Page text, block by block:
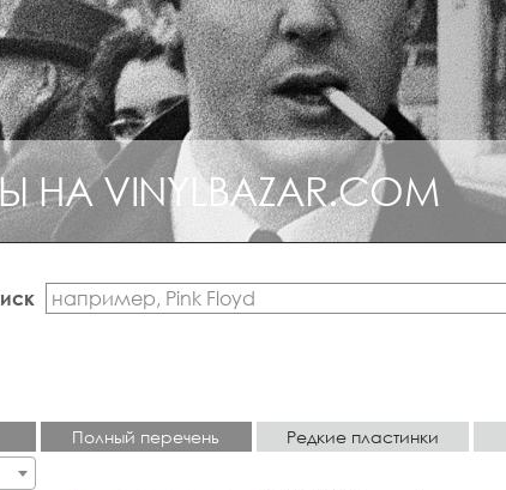
VINYLBAZAR.COM
Полный перечень Редкие пластинки